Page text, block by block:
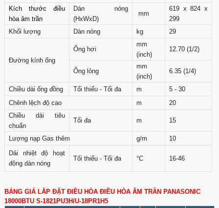
Kích thước điều
hòa âm trần
Dàn nóng
(HxWxD)
mm
619 x 824 x
299
Khối lượng
Dàn nóng kg 29
Đường kính ống
Ống hơi
mm
(inch)
12.70 (1/2)
Ống lỏng
mm
(inch)
6.35 (1/4)
Chiều dài ống đồng Tối thiểu - Tối đa m
5 - 30
Chênh lệch độ cao
m
20
Chiều dài tiêu
chuẩn
Tối đa m 15
Lượng nạp Gas thêm g/m
10
Dải nhiệt độ hoạt
động dàn nóng
Tối thiểu - Tối đa °C 16-46
BẢNG GIÁ LẮP ĐẶT ĐIỀU HÒA ĐIỀU HÒA ÂM TRẦN PANASONIC
18000BTU S-1821PU3H/U-18PR1H5